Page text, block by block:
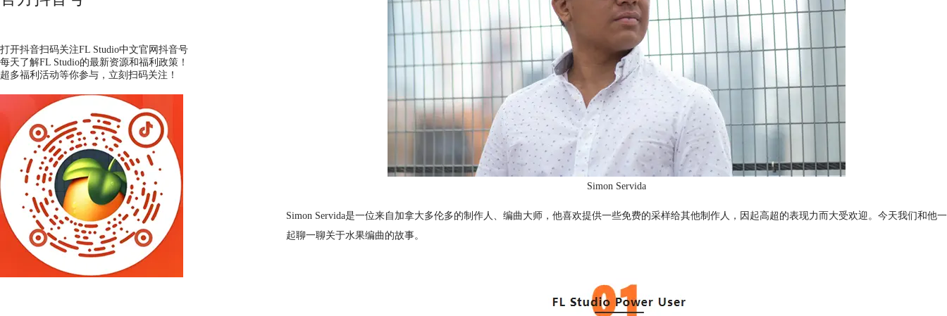
打开抖音扫码关注FL Studio中文官网抖音号
每天了解FL Studio的最新资源和福利政策！
超多福利活动等你参与，立刻扫码关注！
Simon Servida
Simon Servida是一位来自加拿大多伦多的制作人、编曲大师，他喜欢提供一些免费的采样给其他制作人，因起高超的表现力而大受欢迎。今天我们和他一
起聊一聊关于水果编曲的故事。